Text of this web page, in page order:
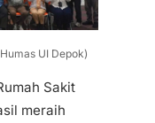
UI Depok)
Sakit
meraih